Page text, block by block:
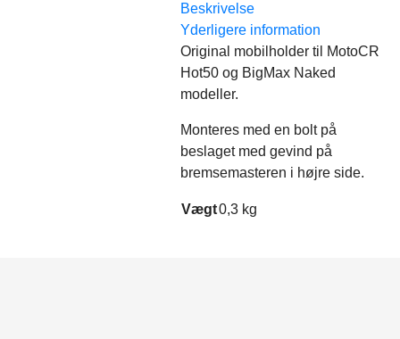
Beskrivelse
Yderligere information
Original mobilholder til MotoCR
Hot50 og BigMax Naked
modeller.
Monteres med en bolt på
beslaget med gevind på
bremsemasteren i højre side.
Vægt0,3 kg